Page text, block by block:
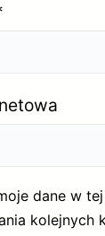
dane w
kolejnych